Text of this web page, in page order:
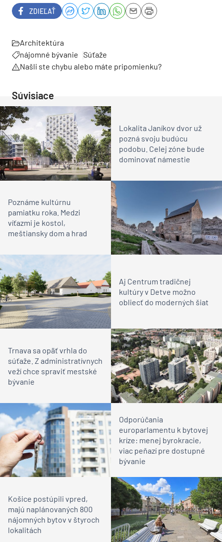
ZDIEĽAŤ
Architektúra
nájomné bývanie Súťaže
Našli ste chybu alebo máte pripomienku?
Súvisiace
Lokalita Janíkov dvor už
pozná svoju budúcu
podobu. Celej zóne bude
dominovať námestie
Poznáme kultúrnu
pamiatku roka. Medzi
víťazmi je kostol,
meštiansky dom a hrad
Aj Centrum tradičnej
kultúry v Detve možno
obliecť do moderných šiat
Trnava sa opäť vrhla do
súťaže. Z administratívnych
veží chce spraviť mestské
bývanie
Odporúčania
europarlamentu k bytovej
kríze: menej byrokracie,
viac peňazí pre dostupné
bývanie
Košice postúpili vpred,
majú naplánovaných 800
nájomných bytov v štyroch
lokalitách